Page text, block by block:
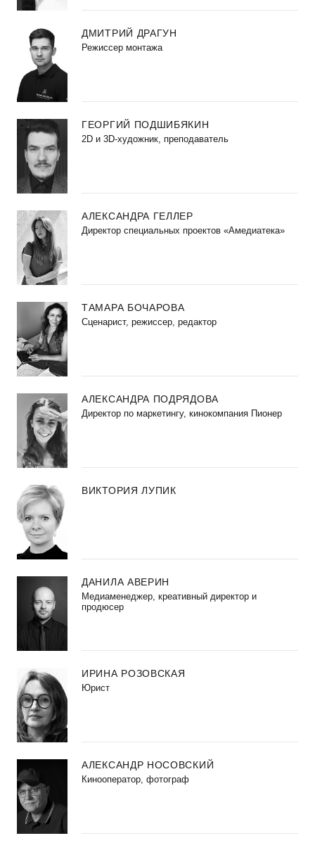
ДМИТРИЙ ДРАГУН
Режиссер монтажа
ГЕОРГИЙ ПОДШИБЯКИН
2D и 3D-художник, преподаватель
АЛЕКСАНДРА ГЕЛЛЕР
Директор специальных проектов «Амедиатека»
ТАМАРА БОЧАРОВА
Сценарист, режиссер, редактор
АЛЕКСАНДРА ПОДРЯДОВА
Директор по маркетингу, кинокомпания Пионер
ВИКТОРИЯ ЛУПИК
ДАНИЛА АВЕРИН
Медиаменеджер, креативный директор и
продюсер
ИРИНА РОЗОВСКАЯ
Юрист
АЛЕКСАНДР НОСОВСКИЙ
Кинооператор, фотограф